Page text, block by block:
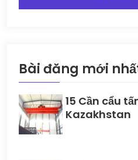
Bài đăng mới
15 Cần cẩu
Kazakhstan